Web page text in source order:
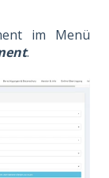
im Menü
.